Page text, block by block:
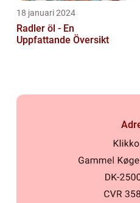
18 januari 2024
Radler öl - En
Uppfattande Översikt